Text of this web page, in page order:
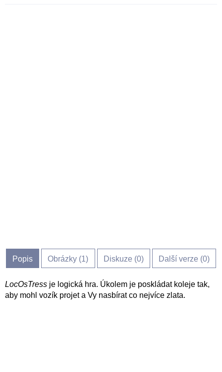
Popis Obrázky (1) Diskuze (0) Další verze (0)
LocOsTress je logická hra. Úkolem je poskládat koleje tak,
aby mohl vozík projet a Vy nasbírat co nejvíce zlata.